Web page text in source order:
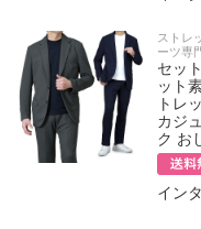
ストレ
ーツ専
セッ
ット
トレ
カジ
ク お
イン